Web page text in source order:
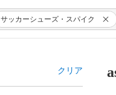
サッカーシューズ・スパイク
クリア